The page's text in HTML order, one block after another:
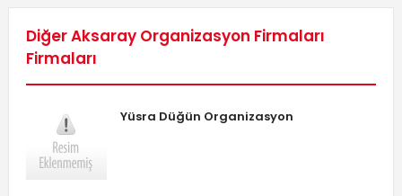
Diğer Aksaray Organizasyon Firmaları
Firmaları
Yüsra Düğün Organizasyon